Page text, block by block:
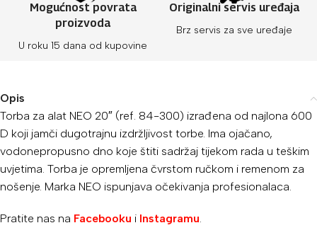
Mogućnost povrata
proizvoda
U roku 15 dana od kupovine
Originalni servis uređaja
Brz servis za sve uređaje
Opis
Torba za alat NEO 20″ (ref. 84-300) izrađena od najlona 600
D koji jamči dugotrajnu izdržljivost torbe. Ima ojačano,
vodonepropusno dno koje štiti sadržaj tijekom rada u teškim
uvjetima. Torba je opremljena čvrstom ručkom i remenom za
nošenje. Marka NEO ispunjava očekivanja profesionalaca.
Pratite nas na Facebooku i Instagramu.